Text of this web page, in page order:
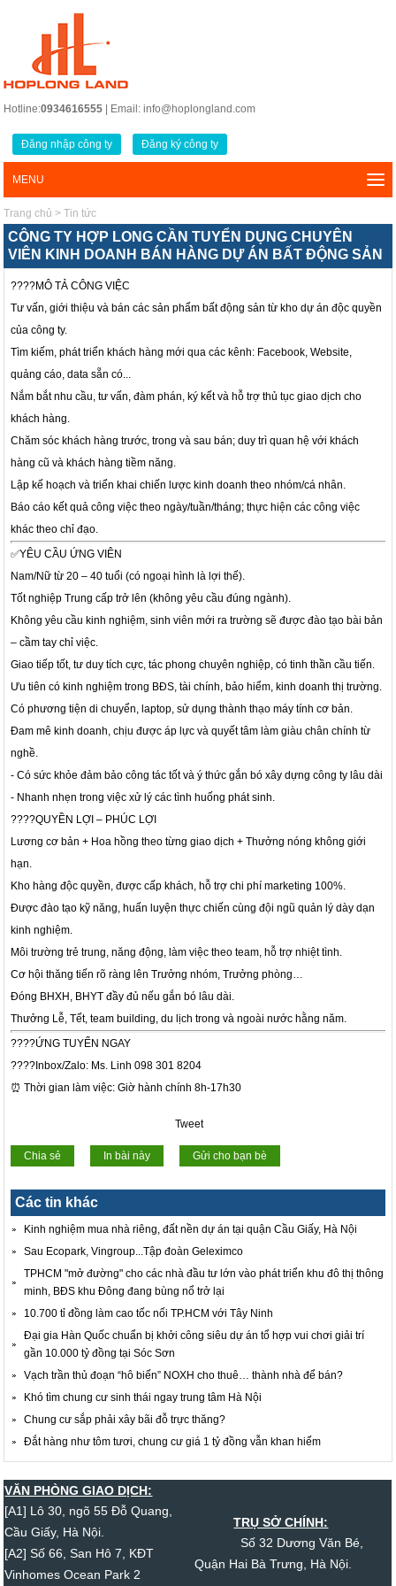
Hotline:0934616555 | Email: info@hoplongland.com
Đăng nhập công ty Đăng ký công ty
MENU
Trang chủ >Tin tức
CÔNG TY HỢP LONG CẦN TUYỂN DỤNG CHUYÊN
VIÊN KINH DOANH BÁN HÀNG DỰ ÁN BẤT ĐỘNG SẢN
????MÔ TẢ CÔNG VIỆC
Tư vấn, giới thiệu và bán các sản phẩm bất động sản từ kho dự án độc quyền
của công ty.
Tìm kiếm, phát triển khách hàng mới qua các kênh: Facebook, Website,
quảng cáo, data sẵn có...
Nắm bắt nhu cầu, tư vấn, đàm phán, ký kết và hỗ trợ thủ tục giao dịch cho
khách hàng.
Chăm sóc khách hàng trước, trong và sau bán; duy trì quan hệ với khách
hàng cũ và khách hàng tiềm năng.
Lập kế hoạch và triển khai chiến lược kinh doanh theo nhóm/cá nhân.
Báo cáo kết quả công việc theo ngày/tuần/tháng; thực hiện các công việc
khác theo chỉ đạo.
✅YÊU CẦU ỨNG VIÊN
Nam/Nữ từ 20 – 40 tuổi (có ngoại hình là lợi thế).
Tốt nghiệp Trung cấp trở lên (không yêu cầu đúng ngành).
Không yêu cầu kinh nghiệm, sinh viên mới ra trường sẽ được đào tạo bài bản
– cầm tay chỉ việc.
Giao tiếp tốt, tư duy tích cực, tác phong chuyên nghiệp, có tinh thần cầu tiến.
Ưu tiên có kinh nghiệm trong BĐS, tài chính, bảo hiểm, kinh doanh thị trường.
Có phương tiện di chuyển, laptop, sử dụng thành thạo máy tính cơ bản.
Đam mê kinh doanh, chịu được áp lực và quyết tâm làm giàu chân chính từ
nghề.
- Có sức khỏe đảm bảo công tác tốt và ý thức gắn bó xây dựng công ty lâu dài
- Nhanh nhẹn trong việc xử lý các tình huống phát sinh.
????QUYỀN LỢI – PHÚC LỢI
Lương cơ bản + Hoa hồng theo từng giao dịch + Thưởng nóng không giới
hạn.
Kho hàng độc quyền, được cấp khách, hỗ trợ chi phí marketing 100%.
Được đào tạo kỹ năng, huấn luyện thực chiến cùng đội ngũ quản lý dày dạn
kinh nghiệm.
Môi trường trẻ trung, năng động, làm việc theo team, hỗ trợ nhiệt tình.
Cơ hội thăng tiến rõ ràng lên Trưởng nhóm, Trưởng phòng…
Đóng BHXH, BHYT đầy đủ nếu gắn bó lâu dài.
Thưởng Lễ, Tết, team building, du lịch trong và ngoài nước hằng năm.
????ỨNG TUYỂN NGAY
????Inbox/Zalo: Ms. Linh 098 301 8204
⏰ Thời gian làm việc: Giờ hành chính 8h-17h30
Tweet
Chia sẻ In bài này Gửi cho bạn bè
Các tin khác
Kinh nghiệm mua nhà riêng, đất nền dự án tại quận Cầu Giấy, Hà Nội
Sau Ecopark, Vingroup...Tập đoàn Geleximco
TPHCM "mở đường" cho các nhà đầu tư lớn vào phát triển khu đô thị thông
minh, BĐS khu Đông đang bùng nổ trở lại
10.700 tỉ đồng làm cao tốc nối TP.HCM với Tây Ninh
Đại gia Hàn Quốc chuẩn bị khởi công siêu dự án tổ hợp vui chơi giải trí
gần 10.000 tỷ đồng tại Sóc Sơn
Vạch trần thủ đoạn “hô biến” NOXH cho thuê… thành nhà để bán?
Khó tìm chung cư sinh thái ngay trung tâm Hà Nội
Chung cư sắp phải xây bãi đỗ trực thăng?
Đắt hàng như tôm tươi, chung cư giá 1 tỷ đồng vẫn khan hiếm
VĂN PHÒNG GIAO DỊCH:
[A1] Lô 30, ngõ 55 Đỗ Quang,
Cầu Giấy, Hà Nội.
[A2] Số 66, San Hô 7, KĐT
Vinhomes Ocean Park 2
TRỤ SỞ CHÍNH:
Số 32 Dương Văn Bé,
Quận Hai Bà Trưng, Hà Nội.